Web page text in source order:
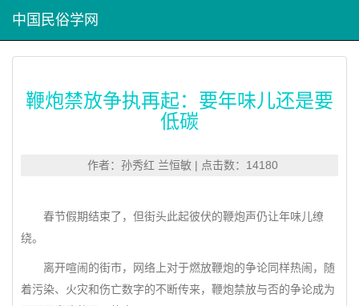
中国民俗学网
鞭炮禁放争执再起：要年味儿还是要
低碳
作者：孙秀红 兰恒敏 | 点击数：14180
春节假期结束了，但街头此起彼伏的鞭炮声仍让年味儿缭
绕。
离开喧闹的街市，网络上对于燃放鞭炮的争论同样热闹，随
着污染、火灾和伤亡数字的不断传来，鞭炮禁放与否的争论成为